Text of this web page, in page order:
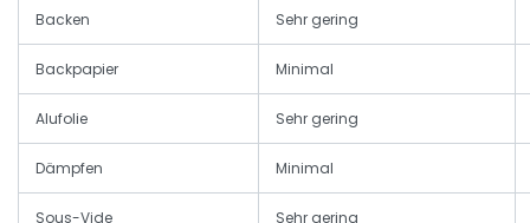
Backen Sehr gering
Backpapier Minimal
Alufolie Sehr gering
Dämpfen Minimal
Sous-Vide Sehr gering